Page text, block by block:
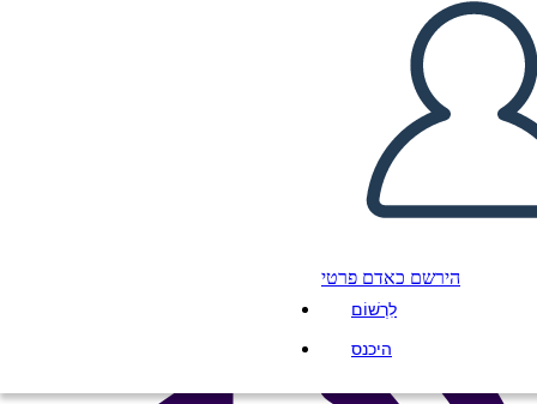
הירשם כאדם פרטי
לִרְשׁוֹם
היכנס